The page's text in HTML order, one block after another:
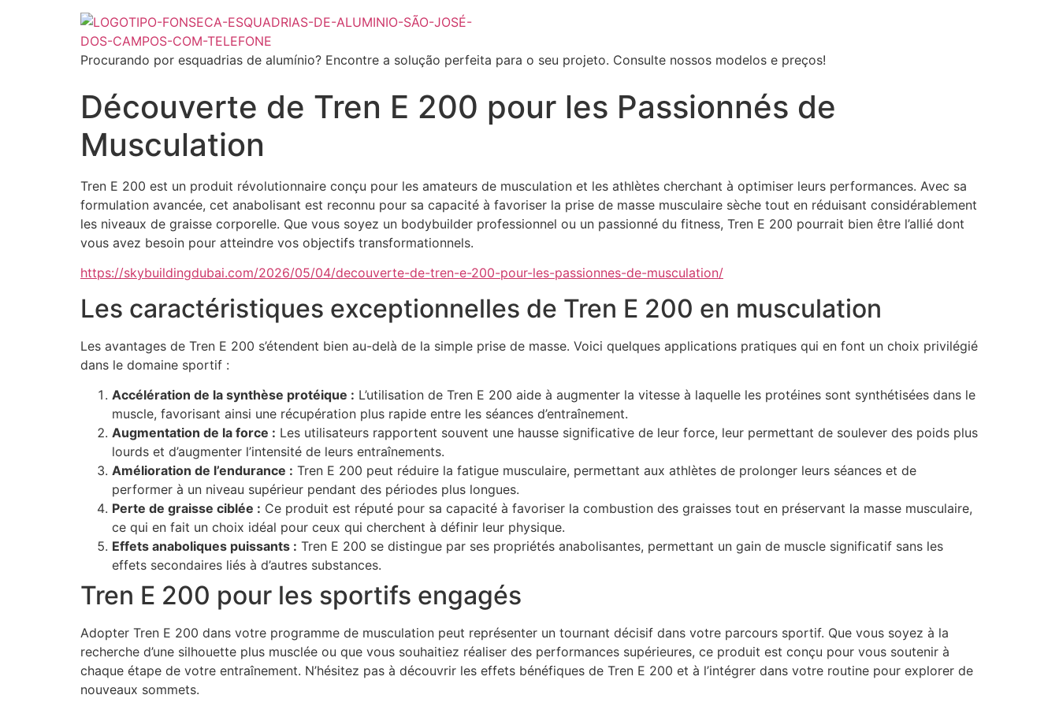
Procurando por esquadrias de alumínio? Encontre a solução perfeita para o seu projeto. Consulte nossos modelos e preços!
Découverte de Tren E 200 pour les Passionnés de
Musculation
Tren E 200 est un produit révolutionnaire conçu pour les amateurs de musculation et les athlètes cherchant à optimiser leurs performances. Avec sa
formulation avancée, cet anabolisant est reconnu pour sa capacité à favoriser la prise de masse musculaire sèche tout en réduisant considérablement
les niveaux de graisse corporelle. Que vous soyez un bodybuilder professionnel ou un passionné du fitness, Tren E 200 pourrait bien être l’allié dont
vous avez besoin pour atteindre vos objectifs transformationnels.
https://skybuildingdubai.com/2026/05/04/decouverte-de-tren-e-200-pour-les-passionnes-de-musculation/
Les caractéristiques exceptionnelles de Tren E 200 en musculation
Les avantages de Tren E 200 s’étendent bien au-delà de la simple prise de masse. Voici quelques applications pratiques qui en font un choix privilégié
dans le domaine sportif :
Accélération de la synthèse protéique : L’utilisation de Tren E 200 aide à augmenter la vitesse à laquelle les protéines sont synthétisées dans le
muscle, favorisant ainsi une récupération plus rapide entre les séances d’entraînement.
Augmentation de la force : Les utilisateurs rapportent souvent une hausse significative de leur force, leur permettant de soulever des poids plus
lourds et d’augmenter l’intensité de leurs entraînements.
Amélioration de l’endurance : Tren E 200 peut réduire la fatigue musculaire, permettant aux athlètes de prolonger leurs séances et de
performer à un niveau supérieur pendant des périodes plus longues.
Perte de graisse ciblée : Ce produit est réputé pour sa capacité à favoriser la combustion des graisses tout en préservant la masse musculaire,
ce qui en fait un choix idéal pour ceux qui cherchent à définir leur physique.
Effets anaboliques puissants : Tren E 200 se distingue par ses propriétés anabolisantes, permettant un gain de muscle significatif sans les
effets secondaires liés à d’autres substances.
Tren E 200 pour les sportifs engagés
Adopter Tren E 200 dans votre programme de musculation peut représenter un tournant décisif dans votre parcours sportif. Que vous soyez à la
recherche d’une silhouette plus musclée ou que vous souhaitiez réaliser des performances supérieures, ce produit est conçu pour vous soutenir à
chaque étape de votre entraînement. N’hésitez pas à découvrir les effets bénéfiques de Tren E 200 et à l’intégrer dans votre routine pour explorer de
nouveaux sommets.